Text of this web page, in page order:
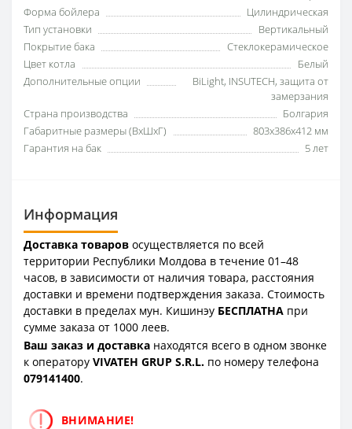
Форма бойлера
Цилиндрическая
Тип установки
Вертикальный
Покрытие бака
Стеклокерамическое
Цвет котла
Белый
Дополнительные опции
BiLight, INSUTECH, защита от
замерзания
Страна производства
Болгария
Габаритные размеры (ВxШxГ)
803x386x412 мм
Гарантия на бак
5 лет
Информация
Доставка товаров осуществляется по всей
территории Республики Молдова в течение 01–48
часов, в зависимости от наличия товара, расстояния
доставки и времени подтверждения заказа. Стоимость
доставки в пределах мун. Кишинэу БЕСПЛАТНА при
сумме заказа от 1000 леев.
Ваш заказ и доставка находятся всего в одном звонке
к оператору VIVATEH GRUP S.R.L. по номеру телефона
079141400.
ВНИМАНИЕ!